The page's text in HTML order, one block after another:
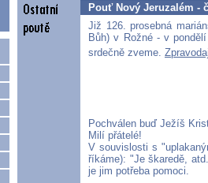
Pouť Nový Jeruzalém -
Již 126. prosebná
Bůh) v Rožné - v
srdečně zveme.
Pochválen buď Ježíš
Milí přátelé!
V souvislosti s
říkáme): "Je škaredě,
je jim potřeba pomoci.